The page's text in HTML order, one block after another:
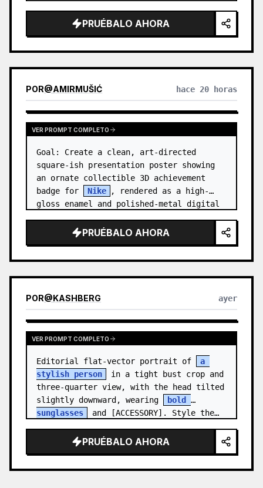
composition on an enormous white jade
and pale a…
PRUÉBALO AHORA
POR@AMIRMUŠIĆ hace 20 horas
VER PROMPT COMPLETO
Goal: Create a clean, art-directed
square-ish presentation poster showing
an ornate collectible 3D achievement
badge for
Nike
, rendered as a high-
gloss enamel and polished-metal digital
Canvas: Wide 16:9 white stu…
PRUÉBALO AHORA
POR@KASHBERG ayer
VER PROMPT COMPLETO
Editorial flat-vector portrait of
a
stylish person
in a tight bust crop and
three-quarter view, with the head tilted
slightly downward, wearing
bold
sunglasses
and [ACCESSORY]. Style the…
PRUÉBALO AHORA